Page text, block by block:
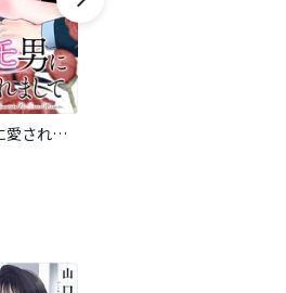
最強ヒモ男に愛されまして